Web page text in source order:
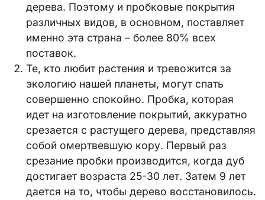
дерева. Поэтому и пробковые покрытия
различных видов, в основном, поставляет
именно эта страна – более 80% всех
поставок.
Те, кто любит растения и тревожится за
экологию нашей планеты, могут спать
совершенно спокойно. Пробка, которая
идет на изготовление покрытий, аккуратно
срезается с растущего дерева, представляя
собой омертвевшую кору. Первый раз
срезание пробки производится, когда дуб
достигает возраста 25-30 лет. Затем 9 лет
дается на то, чтобы дерево восстановилось.